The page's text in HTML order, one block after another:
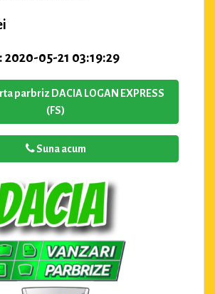
2020-05-21 03:19:29
parbriz DACIA LOGAN EXPRESS
(FS)
Suna acum